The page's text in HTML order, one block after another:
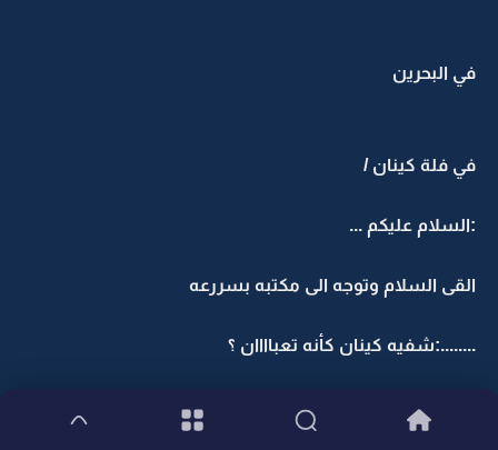
في البحرين
في فلة كينان /
:السلام عليكم ...
القى السلام وتوجه الى مكتبه بسررعه
........:شفيه كينان كأنه تعباااان ؟
وداد :تعرفين ضغط الشغل وكذا